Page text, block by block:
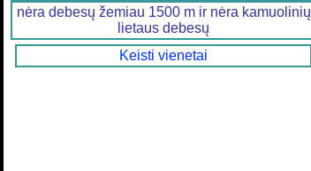
nėra debesų žemiau 1500 m ir nėra kamuolinių
lietaus debesų
Keisti vienetai